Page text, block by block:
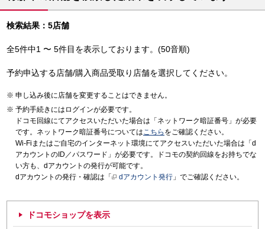
検索結果：5店舗
全5件中1 〜 5件目を表示しております。(50音順)
予約申込する店舗/購入商品受取り店舗を選択してください。
申し込み後に店舗を変更することはできません。
予約手続きにはログインが必要です。
ドコモ回線にてアクセスいただいた場合は「ネットワーク暗証番号」が必要
です。ネットワーク暗証番号についてはこちら をご確認ください。
Wi-Fiまたはご自宅のインターネット環境にてアクセスいただいた場合は「d
アカウントのID／パスワード」が必要です。ドコモの契約回線をお持ちでな
い方も、dアカウントの発行が可能です。
dアカウントの発行・確認は「
dアカウント発行 」でご確認ください。
ドコモショップを表示